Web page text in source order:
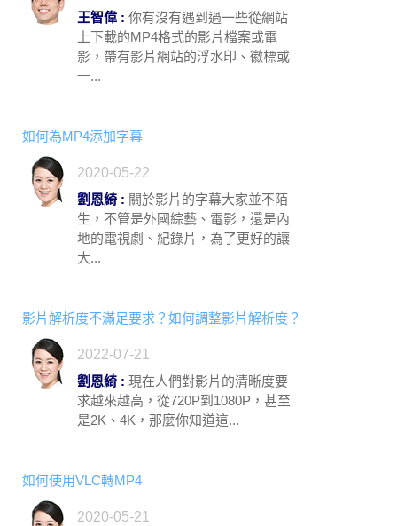
王智偉 : 你有沒有遇到過一些從網站
上下載的MP4格式的影片檔案或電
影，帶有影片網站的浮水印、徽標或
一...
如何為MP4添加字幕
2020-05-22
劉恩綺 : 關於影片的字幕大家並不陌
生，不管是外國綜藝、電影，還是內
地的電視劇、紀錄片，為了更好的讓
大...
影片解析度不滿足要求？如何調整影片解析度？
2022-07-21
劉恩綺 : 現在人們對影片的清晰度要
求越來越高，從720P到1080P，甚至
是2K、4K，那麼你知道這...
如何使用VLC轉MP4
2020-05-21